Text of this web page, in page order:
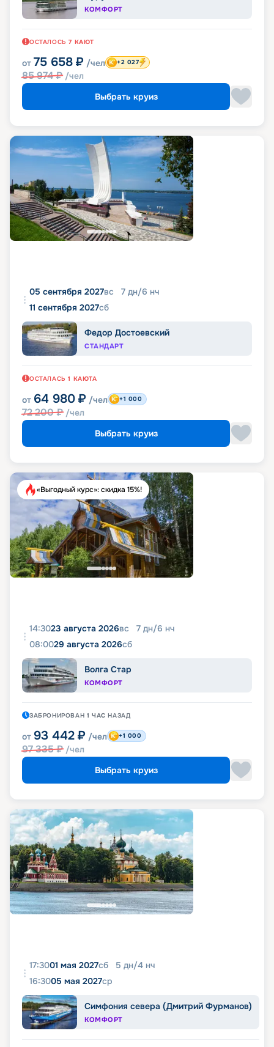
КОМФОРТ
ОСТАЛОСЬ 7 КАЮТ
от 75 658 ₽ /чел
85 974₽ /чел
+2 027
Выбрать круиз
05 сентября 2027вс 7 дн/6 нч
11 сентября 2027сб
Федор Достоевский
СТАНДАРТ
ОСТАЛАСЬ 1 КАЮТА
от 64 980 ₽ /чел
72 200₽ /чел
+1 000
Выбрать круиз
«Выгодный курс»: скидка 15%!
14:3023 августа 2026вс 7 дн/6 нч
08:0029 августа 2026сб
Волга Стар
КОМФОРТ
ЗАБРОНИРОВАН 1 ЧАС НАЗАД
от 93 442 ₽ /чел
97 335₽ /чел
+1 000
Выбрать круиз
17:3001 мая 2027сб 5 дн/4 нч
16:3005 мая 2027ср
Симфония севера (Дмитрий Фурманов)
КОМФОРТ